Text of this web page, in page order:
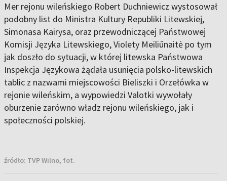
Mer rejonu wileńskiego Robert Duchniewicz wystosował
podobny list do Ministra Kultury Republiki Litewskiej,
Simonasa Kairysa, oraz przewodniczącej Państwowej
Komisji Języka Litewskiego, Violety Meiliūnaitė po tym
jak doszło do sytuacji, w której litewska Państwowa
Inspekcja Językowa żądała usunięcia polsko-litewskich
tablic z nazwami miejscowości Bieliszki i Orzełówka w
rejonie wileńskim, a wypowiedzi Valotki wywołały
oburzenie zarówno władz rejonu wileńskiego, jak i
społeczności polskiej.
źródło: TVP Wilno, fot.